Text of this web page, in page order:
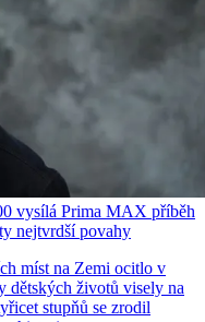
vysílá Prima MAX příběh
nejtvrdší povahy
míst na Zemi ocitlo v
dětských životů visely na
stupňů se zrodil